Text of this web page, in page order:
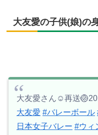
大友愛の子供(娘)の
大友愛さん☺️再送
大友愛 #バレーボール
日本女子バレー #ウィ